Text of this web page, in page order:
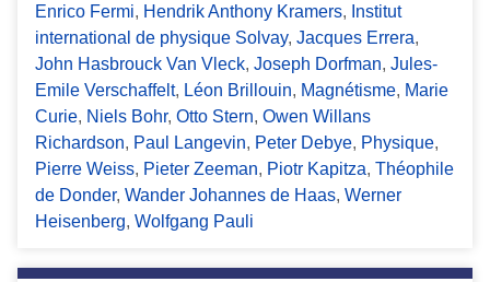
Enrico Fermi, Hendrik Anthony Kramers, Institut
international de physique Solvay, Jacques Errera,
John Hasbrouck Van Vleck, Joseph Dorfman, Jules-
Emile Verschaffelt, Léon Brillouin, Magnétisme, Marie
Curie, Niels Bohr, Otto Stern, Owen Willans
Richardson, Paul Langevin, Peter Debye, Physique,
Pierre Weiss, Pieter Zeeman, Piotr Kapitza, Théophile
de Donder, Wander Johannes de Haas, Werner
Heisenberg, Wolfgang Pauli